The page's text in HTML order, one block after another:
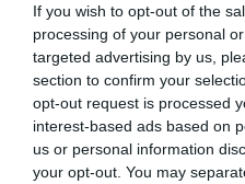
If you wish to opt-out of the
processing of your personal
targeted advertising by us,
section to confirm your
opt-out request is processed
interest-based ads based on
us or personal information
your opt-out. You may